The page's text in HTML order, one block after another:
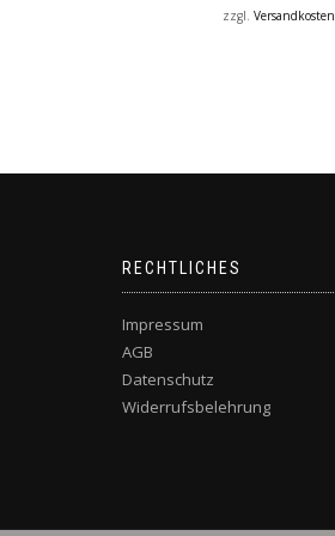
zzgl.Versandkosten
RECHTLICHES
Impressum
AGB
Datenschutz
Widerrufsbelehrung